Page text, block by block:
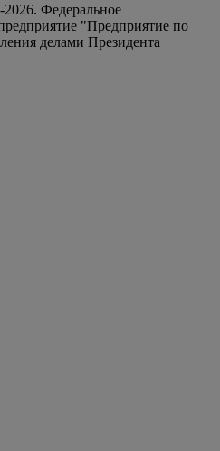
Федеральное
"Предприятие по
делами Президента